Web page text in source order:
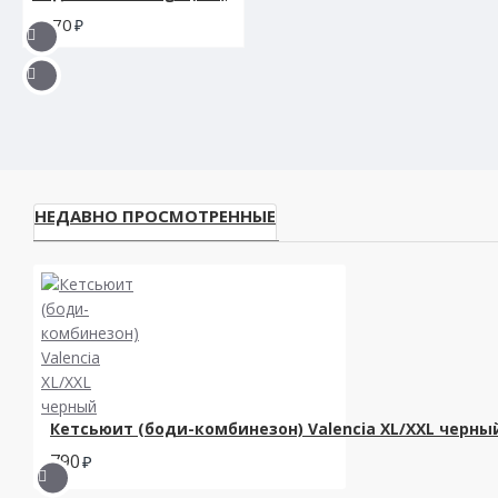
870
НЕДАВНО ПРОСМОТРЕННЫЕ
Кетсьюит (боди-комбинезон) Valencia XL/XXL
790